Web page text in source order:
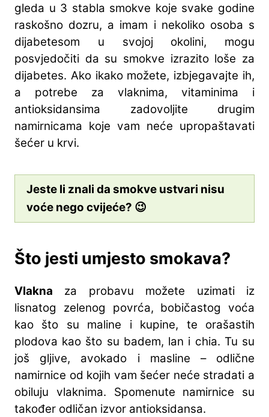
gleda u 3 stabla smokve koje svake godine
raskošno dozru, a imam i nekoliko osoba s
dijabetesom u svojoj okolini, mogu
posvjedočiti da su smokve izrazito loše za
dijabetes. Ako ikako možete, izbjegavajte ih,
a potrebe za vlaknima, vitaminima i
antioksidansima zadovoljite drugim
namirnicama koje vam neće upropaštavati
šećer u krvi.
Jeste li znali da smokve ustvari nisu
voće nego cvijeće? 😉
Što jesti umjesto smokava?
Vlakna za probavu možete uzimati iz
lisnatog zelenog povrća, bobičastog voća
kao što su maline i kupine, te orašastih
plodova kao što su badem, lan i chia. Tu su
još gljive, avokado i masline – odlične
namirnice od kojih vam šećer neće stradati a
obiluju vlaknima. Spomenute namirnice su
također odličan izvor antioksidansa.